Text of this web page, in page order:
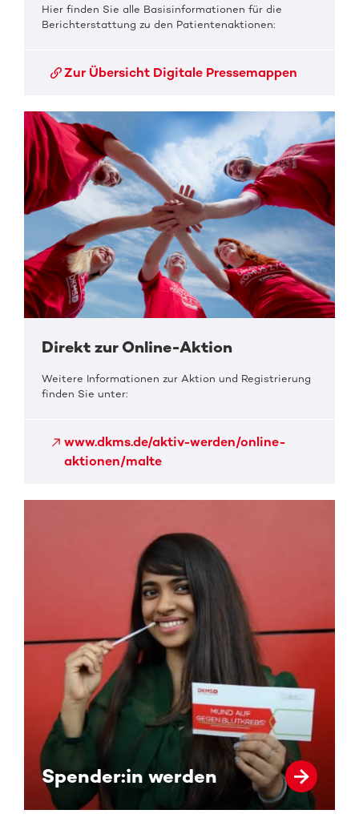
Hier finden Sie alle Basisinformationen für die
Berichterstattung zu den Patientenaktionen:
Zur Übersicht Digitale Pressemappen
Direkt zur Online-Aktion
Weitere Informationen zur Aktion und Registrierung
finden Sie unter:
www.dkms.de/aktiv-werden/online-
aktionen/malte
Spender:in werden